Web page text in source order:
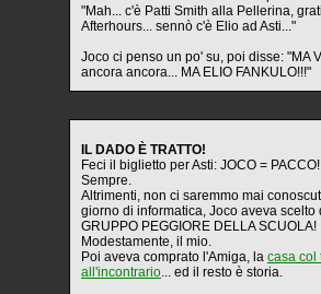
"Mah... c'è Patti Smith alla Pellerina,
Afterhours... sennò c'è Elio ad Asti..."
Joco ci penso un po' su, poi disse: "MA
ancora ancora... MA ELIO FANKULO!!!"
IL DADO È TRATTO!
Feci il biglietto per Asti: JOCO = PACCO!
Sempre.
Altrimenti, non ci saremmo mai
giorno di informatica, Joco aveva scelto
GRUPPO PEGGIORE DELLA SCUOLA!
Modestamente, il mio.
Poi aveva comprato l'Amiga, la casa col
all'incontrario... ed il resto è storia.